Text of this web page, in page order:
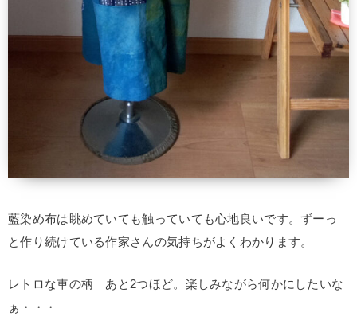
藍染め布は眺めていても触っていても心地良いです。ずーっ
と作り続けている作家さんの気持ちがよくわかります。
レトロな車の柄 あと2つほど。楽しみながら何かにしたいな
ぁ・・・